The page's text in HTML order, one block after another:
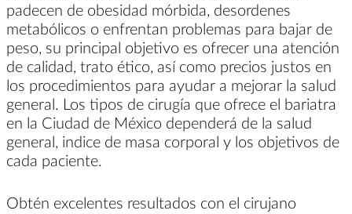
padecen de obesidad mórbida, desordenes
metabólicos o enfrentan problemas para bajar de
peso, su principal objetivo es ofrecer una atención
de calidad, trato ético, así como precios justos en
los procedimientos para ayudar a mejorar la salud
general. Los tipos de cirugía que ofrece el bariatra
en la Ciudad de México dependerá de la salud
general, indice de masa corporal y los objetivos de
cada paciente.
Obtén excelentes resultados con el cirujano